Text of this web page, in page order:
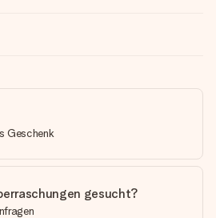
Geschenk
gesucht?